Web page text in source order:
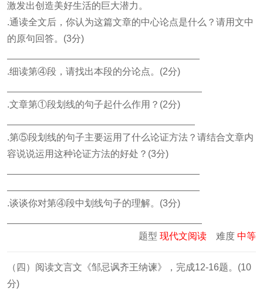
激发出创造美好生活的巨大潜力。
.通读全文后，你认为这篇文章的中心论点是什么？请用文中
的原句回答。(3分)
.细读第④段，请找出本段的分论点。(2分)
.文章第①段划线的句子起什么作用？(2分)
.第⑤段划线的句子主要运用了什么论证方法？请结合文章内
容说说运用这种论证方法的好处？(3分)
.谈谈你对第④段中划线句子的理解。(3分)
题型 现代文阅读 难度 中等
（四）阅读文言文《邹忌讽齐王纳谏》，完成12-16题。(10
分)